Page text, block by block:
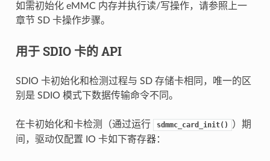
如需初始化 eMMC 内存并执行读/写操作，请参照上一
章节 SD 卡操作步骤。
用于 SDIO 卡的 API
SDIO 卡初始化和检测过程与 SD 存储卡相同，唯一的区
别是 SDIO 模式下数据传输命令不同。
在卡初始化和卡检测（通过运行 sdmmc_card_init()
）期
间，驱动仅配置 IO 卡如下寄存器：